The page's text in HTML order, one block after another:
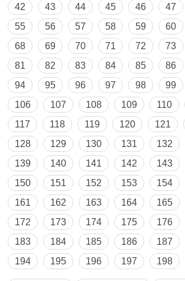
42
43 44 45 46 47
55
56 57 58 59 60
68
69 70 71 72 73
81
82 83 84 85 86
94
95 96 97 98 99
106
107 108 109 110
117
118 119 120 121
128
129 130 131 132
139
140 141 142 143
150
151 152 153 154
161
162 163 164 165
172
173 174 175 176
183
184 185 186 187
194
195 196 197 198